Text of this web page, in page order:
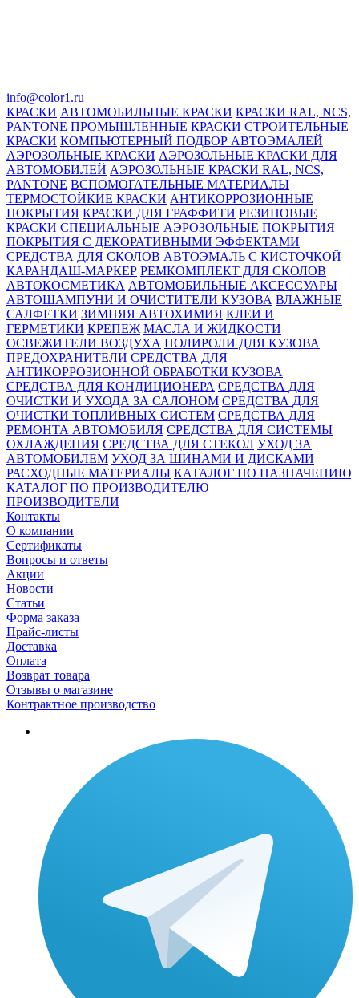
info@color1.ru
КРАСКИ АВТОМОБИЛЬНЫЕ КРАСКИ КРАСКИ RAL, NCS,
PANTONE ПРОМЫШЛЕННЫЕ КРАСКИ СТРОИТЕЛЬНЫЕ
КРАСКИ КОМПЬЮТЕРНЫЙ ПОДБОР АВТОЭМАЛЕЙ
АЭРОЗОЛЬНЫЕ КРАСКИ АЭРОЗОЛЬНЫЕ КРАСКИ ДЛЯ
АВТОМОБИЛЕЙ АЭРОЗОЛЬНЫЕ КРАСКИ RAL, NCS,
PANTONE ВСПОМОГАТЕЛЬНЫЕ МАТЕРИАЛЫ
ТЕРМОСТОЙКИЕ КРАСКИ АНТИКОРРОЗИОННЫЕ
ПОКРЫТИЯ КРАСКИ ДЛЯ ГРАФФИТИ РЕЗИНОВЫЕ
КРАСКИ СПЕЦИАЛЬНЫЕ АЭРОЗОЛЬНЫЕ ПОКРЫТИЯ
ПОКРЫТИЯ С ДЕКОРАТИВНЫМИ ЭФФЕКТАМИ
СРЕДСТВА ДЛЯ СКОЛОВ АВТОЭМАЛЬ С КИСТОЧКОЙ
КАРАНДАШ-МАРКЕР РЕМКОМПЛЕКТ ДЛЯ СКОЛОВ
АВТОКОСМЕТИКА АВТОМОБИЛЬНЫЕ АКСЕССУАРЫ
АВТОШАМПУНИ И ОЧИСТИТЕЛИ КУЗОВА ВЛАЖНЫЕ
САЛФЕТКИ ЗИМНЯЯ АВТОХИМИЯ КЛЕИ И
ГЕРМЕТИКИ КРЕПЕЖ МАСЛА И ЖИДКОСТИ
ОСВЕЖИТЕЛИ ВОЗДУХА ПОЛИРОЛИ ДЛЯ КУЗОВА
ПРЕДОХРАНИТЕЛИ СРЕДСТВА ДЛЯ
АНТИКОРРОЗИОННОЙ ОБРАБОТКИ КУЗОВА
СРЕДСТВА ДЛЯ КОНДИЦИОНЕРА СРЕДСТВА ДЛЯ
ОЧИСТКИ И УХОДА ЗА САЛОНОМ СРЕДСТВА ДЛЯ
ОЧИСТКИ ТОПЛИВНЫХ СИСТЕМ СРЕДСТВА ДЛЯ
РЕМОНТА АВТОМОБИЛЯ СРЕДСТВА ДЛЯ СИСТЕМЫ
ОХЛАЖДЕНИЯ СРЕДСТВА ДЛЯ СТЕКОЛ УХОД ЗА
АВТОМОБИЛЕМ УХОД ЗА ШИНАМИ И ДИСКАМИ
РАСХОДНЫЕ МАТЕРИАЛЫ КАТАЛОГ ПО НАЗНАЧЕНИЮ
КАТАЛОГ ПО ПРОИЗВОДИТЕЛЮ
ПРОИЗВОДИТЕЛИ
Контакты
О компании
Сертификаты
Вопросы и ответы
Акции
Новости
Статьи
Форма заказа
Прайс-листы
Доставка
Оплата
Возврат товара
Отзывы о магазине
Контрактное производство